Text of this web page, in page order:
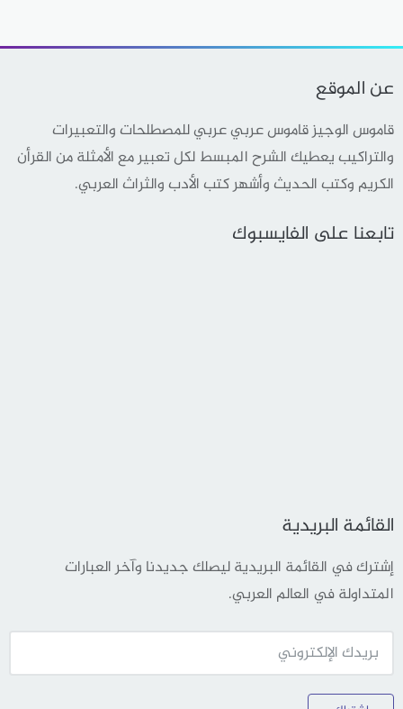
عن الموقع
قاموس الوجيز قاموس عربي عربي للمصطلحات والتعبيرات
والتراكيب يعطيك الشرح المبسط لكل تعبير مع الأمثلة من القرأن
الكريم وكتب الحديث وأشهر كتب الأدب والثراث العربي.
تابعنا على الفايسبوك
القائمة البريدية
إشترك في القائمة البريدية ليصلك جديدنا وآخر العبارات
المتداولة في العالم العربي.